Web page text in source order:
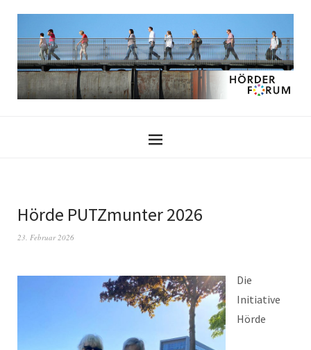
Hörde PUTZmunter 2026
23. Februar 2026
Die
Initiative
Hörde